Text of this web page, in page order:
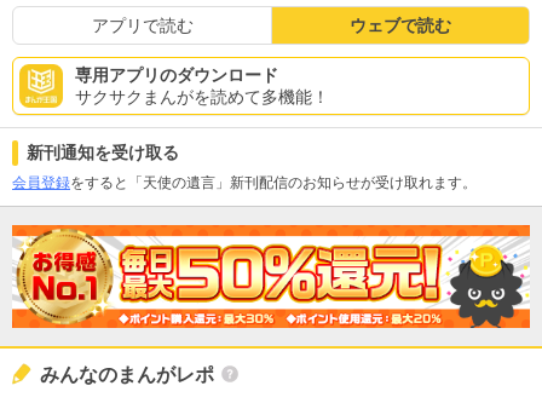
アプリで読む ウェブで読む
専用アプリのダウンロード
サクサクまんがを読めて多機能！
新刊通知を受け取る
会員登録をすると「天使の遺言」新刊配信のお知らせが受け取れます。
みんなのまんがレポ